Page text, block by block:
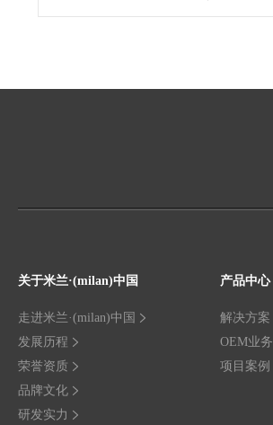
关于米兰·(milan)中国
走进米兰·(milan)中国
发展历程
荣誉资质
品牌文化
研发实力
产品中心
解决方案
OEM业务
项目案例